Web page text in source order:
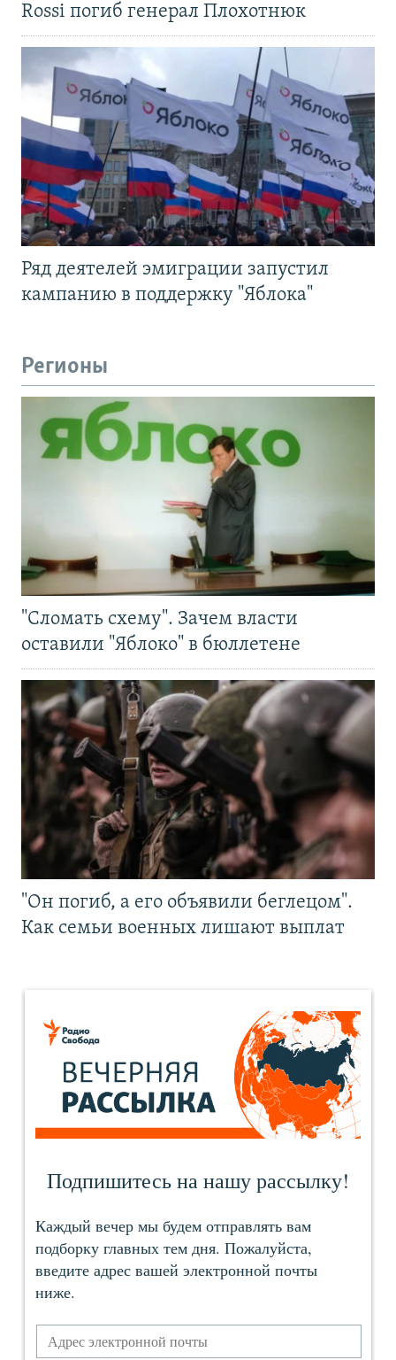
Rossi погиб генерал Плохотнюк
Ряд деятелей эмиграции запустил
кампанию в поддержку "Яблока"
Регионы
"Сломать схему". Зачем власти
оставили "Яблоко" в бюллетене
"Он погиб, а его объявили беглецом".
Как семьи военных лишают выплат